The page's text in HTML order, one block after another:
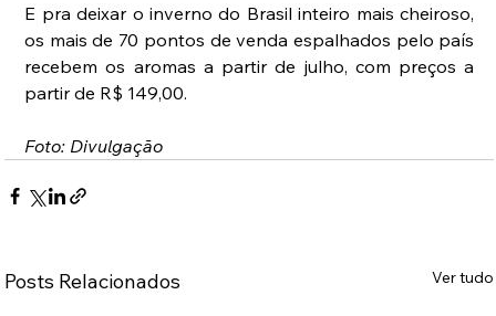
E pra deixar o inverno do Brasil inteiro mais cheiroso,
os mais de 70 pontos de venda espalhados pelo país
recebem os aromas a partir de julho, com preços a
partir de R$ 149,00.
Foto: Divulgação
Posts Relacionados Ver tudo